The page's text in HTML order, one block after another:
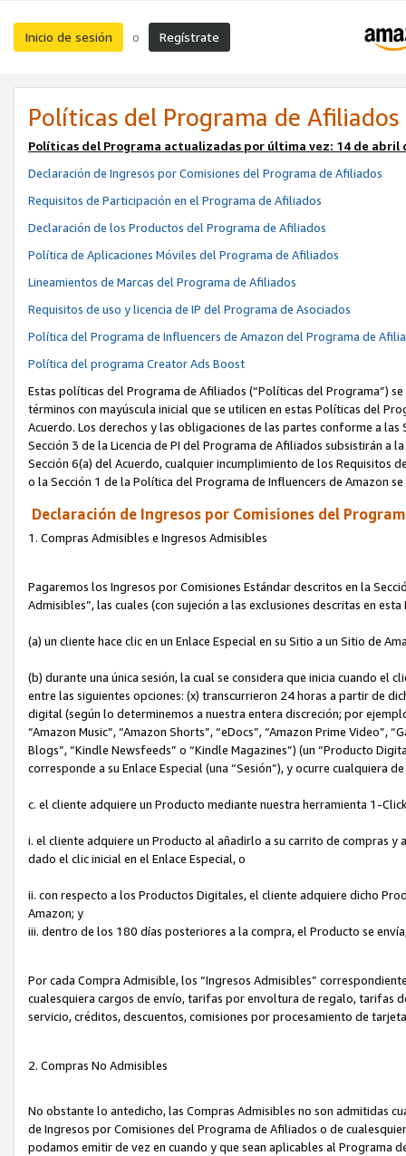
Inicio de sesión o Regístrate
Políticas del Programa de Afiliados
Políticas del Programa actualizadas por última vez: 14 de abril
Declaración de Ingresos por Comisiones del Programa de Afiliados
Requisitos de Participación en el Programa de Afiliados
Declaración de los Productos del Programa de Afiliados
Política de Aplicaciones Móviles del Programa de Afiliados
Lineamientos de Marcas del Programa de Afiliados
Requisitos de uso y licencia de IP del Programa de Asociados
Política del Programa de Influencers de Amazon del Programa de
Política del programa Creator Ads Boost
Estas políticas del Programa de Afiliados (“Políticas del Programa”)
términos con mayúscula inicial que se utilicen en estas Políticas del
Acuerdo. Los derechos y las obligaciones de las partes conforme a
Sección 3 de la Licencia de PI del Programa de Afiliados subsistirán
Sección 6(a) del Acuerdo, cualquier incumplimiento de los Requisitos
o la Sección 1 de la Política del Programa de Influencers de Amazon
Declaración de Ingresos por Comisiones del
1. Compras Admisibles e Ingresos Admisibles
Pagaremos los Ingresos por Comisiones Estándar descritos en la
Admisibles”, las cuales (con sujeción a las exclusiones descritas en
(a) un cliente hace clic en un Enlace Especial en su Sitio a un Sitio de
(b) durante una única sesión, la cual se considera que inicia cuando el
entre las siguientes opciones: (x) transcurrieron 24 horas a partir de
digital (según lo determinemos a nuestra entera discreción; por
“Amazon Music”, “Amazon Shorts”, “eDocs”, “Amazon Prime Video”,
Blogs”, “Kindle Newsfeeds” o “Kindle Magazines”) (un “Producto
corresponde a su Enlace Especial (una “Sesión”), y ocurre cualquiera
c. el cliente adquiere un Producto mediante nuestra herramienta 1-
i. el cliente adquiere un Producto al añadirlo a su carrito de compras
dado el clic inicial en el Enlace Especial, o
ii. con respecto a los Productos Digitales, el cliente adquiere dicho
Amazon; y
iii. dentro de los 180 días posteriores a la compra, el Producto se
Por cada Compra Admisible, los “Ingresos Admisibles”
cualesquiera cargos de envío, tarifas por envoltura de regalo, tarifas
servicio, créditos, descuentos, comisiones por procesamiento de
2. Compras No Admisibles
No obstante lo antedicho, las Compras Admisibles no son admitidas
de Ingresos por Comisiones del Programa de Afiliados o de
podamos emitir de vez en cuando y que sean aplicables al Programa